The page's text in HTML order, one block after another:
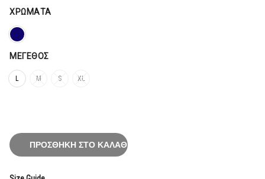
ΧΡΏΜΑΤΑ
ΜΈΓΕΘΟΣ
L M S XL
ΠΡΟΣΘΉΚΗ ΣΤΟ ΚΑΛΆΘΙ